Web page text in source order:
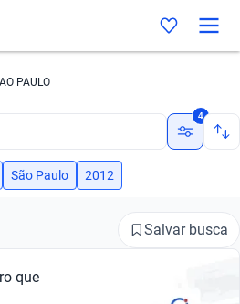
PAULO
4
São Paulo 2012
Salvar busca
que